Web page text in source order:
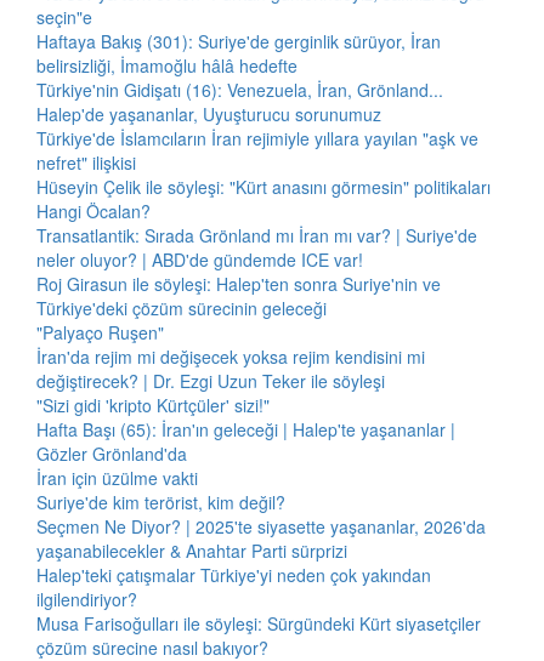
seçin"e
Haftaya Bakış (301): Suriye'de gerginlik sürüyor, İran
belirsizliği, İmamoğlu hâlâ hedefte
Türkiye'nin Gidişatı (16): Venezuela, İran, Grönland...
Halep'de yaşananlar, Uyuşturucu sorunumuz
Türkiye'de İslamcıların İran rejimiyle yıllara yayılan "aşk ve
nefret" ilişkisi
Hüseyin Çelik ile söyleşi: "Kürt anasını görmesin" politikaları
Hangi Öcalan?
Transatlantik: Sırada Grönland mı İran mı var? | Suriye'de
neler oluyor? | ABD'de gündemde ICE var!
Roj Girasun ile söyleşi: Halep'ten sonra Suriye'nin ve
Türkiye'deki çözüm sürecinin geleceği
"Palyaço Ruşen"
İran'da rejim mi değişecek yoksa rejim kendisini mi
değiştirecek? | Dr. Ezgi Uzun Teker ile söyleşi
"Sizi gidi 'kripto Kürtçüler' sizi!"
Hafta Başı (65): İran'ın geleceği | Halep'te yaşananlar |
Gözler Grönland'da
İran için üzülme vakti
Suriye'de kim terörist, kim değil?
Seçmen Ne Diyor? | 2025'te siyasette yaşananlar, 2026'da
yaşanabilecekler & Anahtar Parti sürprizi
Halep'teki çatışmalar Türkiye'yi neden çok yakından
ilgilendiriyor?
Musa Farisoğulları ile söyleşi: Sürgündeki Kürt siyasetçiler
çözüm sürecine nasıl bakıyor?